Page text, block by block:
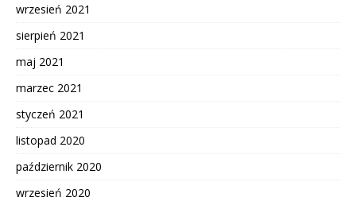
wrzesień 2021
sierpień 2021
maj 2021
marzec 2021
styczeń 2021
listopad 2020
październik 2020
wrzesień 2020